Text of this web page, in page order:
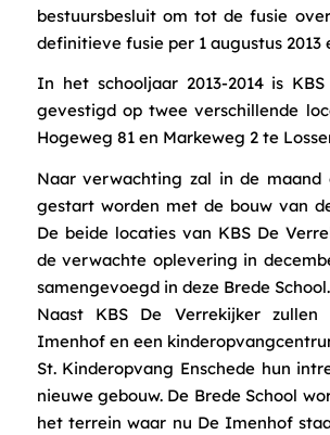
bestuursbesluit om tot de fusie
definitieve fusie per 1 augustus 2013
In het schooljaar 2013-2014 is
gevestigd op twee verschillende
Hogeweg 81 en Markeweg 2 te
Naar verwachting zal in de maand
gestart worden met de bouw van
De beide locaties van KBS De
de verwachte oplevering in
samengevoegd in deze Brede School.
Naast KBS De Verrekijker zullen
Imenhof en een
St. Kinderopvang Enschede hun
nieuwe gebouw. De Brede School
het terrein waar nu De Imenhof